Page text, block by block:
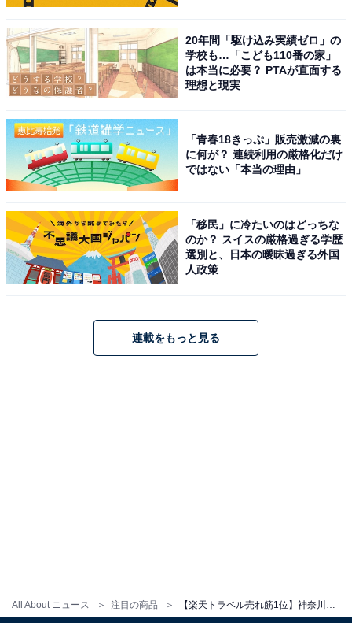
All About ニュース 注目の商品
20年間「駆け込み実績ゼロ」の
学校も…「こども110番の家」
は本当に必要？ PTAが直面する
理想と現実
「青春18きっぷ」販売激減の裏
に何が？ 連続利用の厳格化だけ
ではない「本当の理由」
「移民」に冷たいのはどっちな
のか？ スイスの厳格過ぎる学歴
選別と、日本の曖昧過ぎる外国
人政策
連載をもっと見る